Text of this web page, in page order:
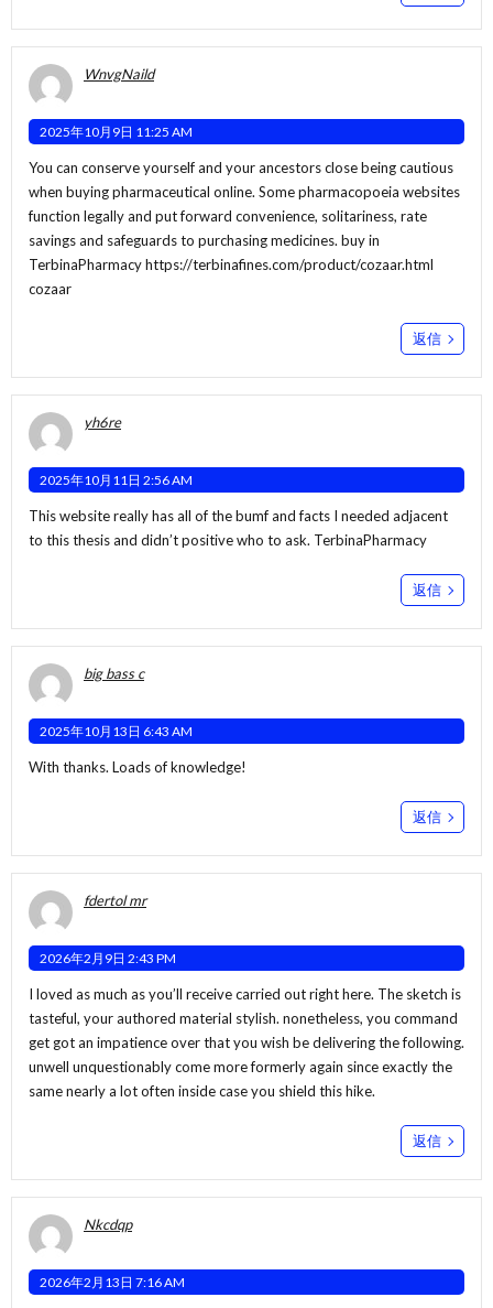
WnvgNaild
2025年10月9日 11:25 AM
You can conserve yourself and your ancestors close being cautious
when buying pharmaceutical online. Some pharmacopoeia websites
function legally and put forward convenience, solitariness, rate
savings and safeguards to purchasing medicines. buy in
TerbinaPharmacyhttps://terbinafines.com/product/cozaar.html
cozaar
返信
yh6re
2025年10月11日 2:56 AM
This website really has all of the bumf and facts I needed adjacent
to this thesis and didn’t positive who to ask. TerbinaPharmacy
返信
big bass c
2025年10月13日 6:43 AM
With thanks. Loads of knowledge!
返信
fdertol mr
2026年2月9日 2:43 PM
I loved as much as you’ll receive carried out right here. The sketch is
tasteful, your authored material stylish. nonetheless, you command
get got an impatience over that you wish be delivering the following.
unwell unquestionably come more formerly again since exactly the
same nearly a lot often inside case you shield this hike.
返信
Nkcdqp
2026年2月13日 7:16 AM